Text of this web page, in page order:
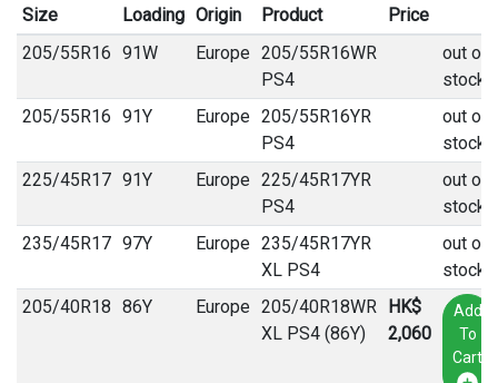
Size
Loading Origin Product
Price
205/55R16 91W Europe 205/55R16WR
PS4
out of
stock
205/55R16 91Y Europe 205/55R16YR
PS4
out of
stock
225/45R17 91Y Europe 225/45R17YR
PS4
out of
stock
235/45R17 97Y Europe 235/45R17YR
XL PS4
out of
stock
205/40R18 86Y Europe 205/40R18WR
XL PS4 (86Y)
HK$
2,060
Add
To
Cart